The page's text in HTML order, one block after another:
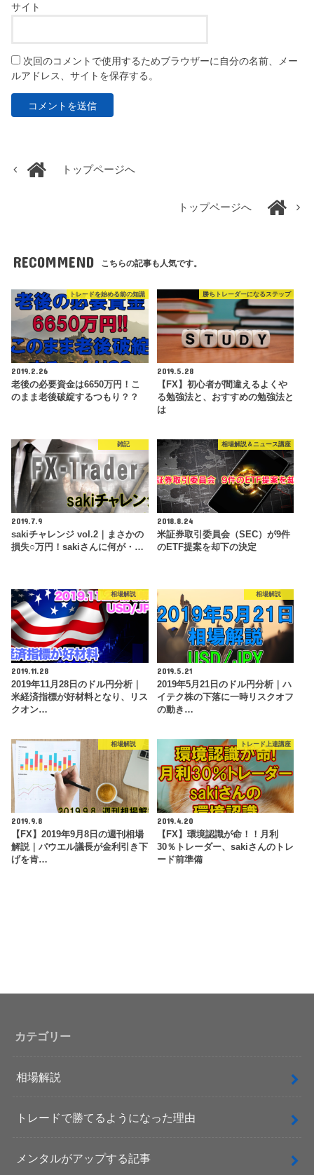
サイト
次回のコメントで使用するためブラウザーに自分の名前、メー
ルアドレス、サイトを保存する。
トップページへ
トップページへ
RECOMMEND こちらの記事も人気です。
トレードを始める前の知識
2019.2.26
老後の必要資金は6650万円！こ
のまま老後破綻するつもり？？
勝ちトレーダーになるステップ
2019.5.28
【FX】初心者が間違えるよくや
る勉強法と、おすすめの勉強法と
は
雑記
2019.7.9
sakiチャレンジ vol.2｜まさかの
損失○万円！sakiさんに何が・…
相場解説＆ニュース講座
2018.8.24
米証券取引委員会（SEC）が9件
のETF提案を却下の決定
相場解説
2019.11.28
2019年11月28日のドル円分析｜
米経済指標が好材料となり、リス
クオン…
相場解説
2019.5.21
2019年5月21日のドル円分析｜ハ
イテク株の下落に一時リスクオフ
の動き…
相場解説
2019.9.8
【FX】2019年9月8日の週刊相場
解説｜パウエル議長が金利引き下
げを肯…
トレード上達講座
2019.4.20
【FX】環境認識が命！！月利
30％トレーダー、sakiさんのトレ
ード前準備
カテゴリー
相場解説
トレードで勝てるようになった理由
メンタルがアップする記事